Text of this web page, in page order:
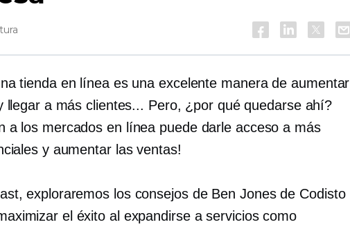
tienda en línea es una excelente manera de aumentar
llegar a más clientes... Pero, ¿por qué quedarse ahí?
a los mercados en línea puede darle acceso a más
y aumentar las ventas!
exploraremos los consejos de Ben Jones de Codisto
el éxito al expandirse a servicios como